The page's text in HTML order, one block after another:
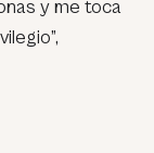
y me toca